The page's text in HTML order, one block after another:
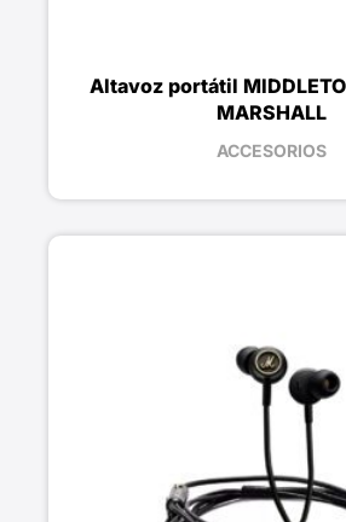
ACCESORIOS
Altavoz portátil
MARSHALL